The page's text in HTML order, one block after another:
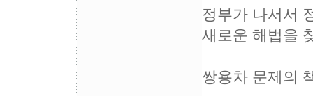
정부가 나서서
새로운 해법을
쌍용차 문제의